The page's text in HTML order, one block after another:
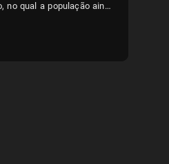
qual a população ainda
imediata para questionar
de São Paulo,